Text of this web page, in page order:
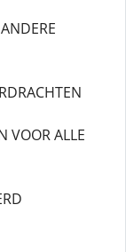
VOOR ALLE